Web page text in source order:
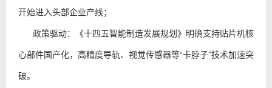
开始进入头部企业产线；
政策驱动：《十四五智能制造发展规划》明确支持贴片机核
心部件国产化，高精度导轨、视觉传感器等“卡脖子”技术加速突
破。